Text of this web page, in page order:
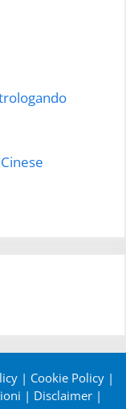
| Cookie Policy |
| Disclaimer|